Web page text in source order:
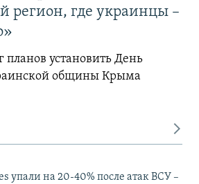
регион, где украинцы –
планов установить День
общины Крыма
упали на 20-40% после атак ВСУ –